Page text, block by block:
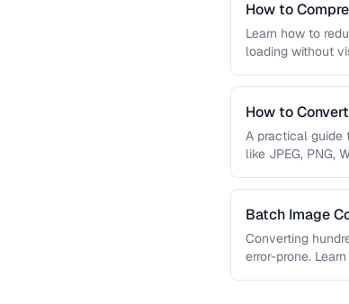
How to
Learn how to
loading without
How to
A practical guide
like JPEG, PNG,
Batch Image
Processing
Converting
error-prone.